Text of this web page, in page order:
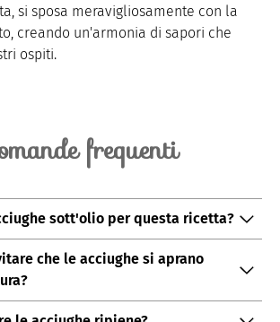
si sposa meravigliosamente con la
creando un'armonia di sapori che
ospiti.
frequenti
sott'olio per questa ricetta?
acciughe fresche per ottenere la
e sapore, ma in mancanza di queste,
che le acciughe si aprano
bene i bordi delle acciughe